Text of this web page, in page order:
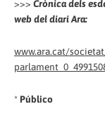
>>> Crònica dels
web del diari Ara:
www.ara.cat/
* Público